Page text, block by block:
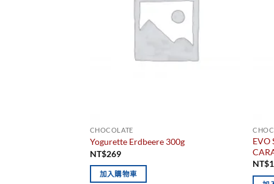
CHOCOLATE
Yogurette Erdbeere 300g
NT$269
加入購物車
EVO
NT$